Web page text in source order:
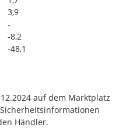
3,9
-
-8,2
-48,1
auf dem Marktplatz
Händler.